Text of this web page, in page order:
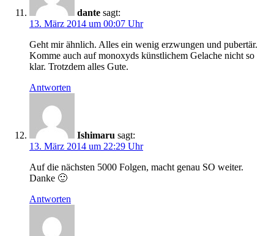
dante sagt:
13. März 2014 um 00:07 Uhr
Geht mir ähnlich. Alles ein wenig erzwungen und pubertär.
Komme auch auf monoxyds künstlichem Gelache nicht so
klar. Trotzdem alles Gute.
Antworten
Ishimaru sagt:
13. März 2014 um 22:29 Uhr
Auf die nächsten 5000 Folgen, macht genau SO weiter.
Danke 🙂
Antworten